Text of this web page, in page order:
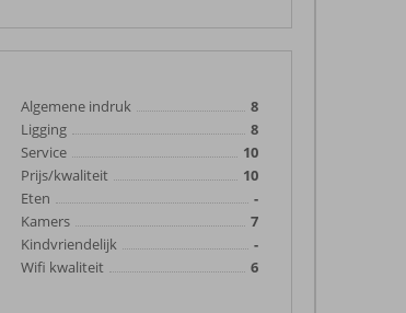
Algemene indruk
8
Ligging
8
Service
10
Prijs/kwaliteit
10
Eten
-
Kamers
7
Kindvriendelijk
-
Wifi kwaliteit
6